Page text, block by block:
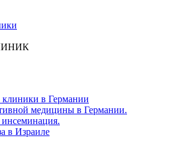
клиники в Германии
медицины в Германии.
в Израиле